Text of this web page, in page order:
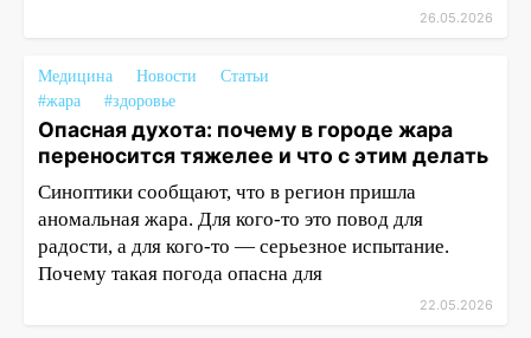
26.05.2026
Медицина Новости
Статьи
#жара
#здоровье
Опасная духота: почему в городе жара
переносится тяжелее и что с этим делать
Синоптики сообщают, что в регион пришла
аномальная жара. Для кого-то это повод для
радости, а для кого-то — серьезное испытание.
Почему такая погода опасна для
22.05.2026